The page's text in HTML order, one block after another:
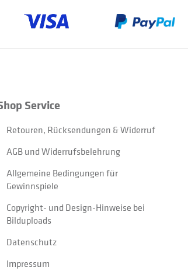
Service
Retouren, Rücksendungen & Widerruf
AGB und Widerrufsbelehrung
Allgemeine Bedingungen für
Gewinnspiele
Copyright- und Design-Hinweise bei
Bilduploads
Datenschutz
Impressum